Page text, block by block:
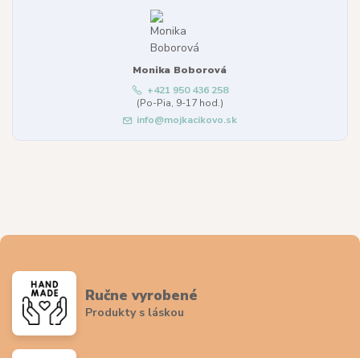
Monika Boborová
+421 950 436 258
(Po-Pia, 9-17 hod.)
info@mojkacikovo.sk
Ručne vyrobené
Produkty s láskou